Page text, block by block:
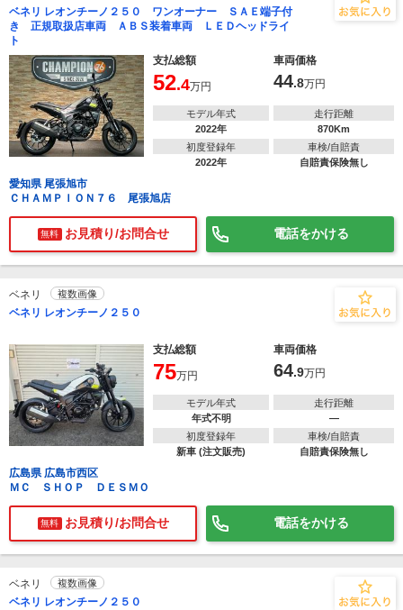
ベネリ レオンチーノ２５０ ワンオーナー ＳＡＥ端子付
き 正規取扱店車両 ＡＢＳ装着車両 ＬＥＤヘッドライ
ト
支払総額
車両価格
52.4万円 44.8万円
モデル年式
2022年
走行距離
870Km
初度登録年
2022年
車検/自賠責
自賠責保険無し
愛知県 尾張旭市
ＣＨＡＭＰＩＯＮ７６ 尾張旭店
無料 お見積り/お問合せ 電話をかける
ベネリ 複数画像
ベネリ レオンチーノ２５０
支払総額 車両価格
75万円 64.9万円
モデル年式
年式不明
走行距離
―
初度登録年
新車 (注文販売)
車検/自賠責
自賠責保険無し
広島県 広島市西区
ＭＣ ＳＨＯＰ ＤＥＳＭＯ
無料 お見積り/お問合せ 電話をかける
ベネリ 複数画像
ベネリ レオンチーノ２５０